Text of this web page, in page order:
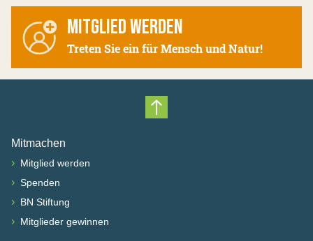
MITGLIED WERDEN
Treten Sie ein für Mensch und Natur!
Nach oben scrollen
Mitmachen
› Mitglied werden
› Spenden
› BN Stiftung
› Mitglieder gewinnen